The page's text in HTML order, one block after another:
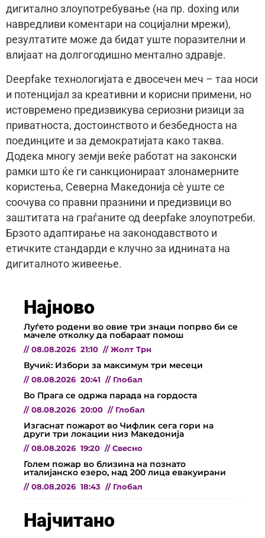
дигитално злоупотребување (на пр. doxing или
навредливи коментари на социјални мрежи),
резултатите може да бидат уште поразителни и
влијаат на долгогодишно ментално здравје.
Deepfake технологијата е двосечен меч – таа носи
и потенцијал за креативни и корисни примени, но
истовремено предизвикува сериозни ризици за
приватноста, достоинството и безбедноста на
поединците и за демократијата како таква.
Додека многу земји веќе работат на законски
рамки што ќе ги санкционираат злонамерните
користења, Северна Македонија сè уште се
соочува со правни празнини и предизвици во
заштитата на граѓаните од deepfake злоупотреби.
Брзото адаптирање на законодавството и
етичките стандарди е клучно за иднината на
дигиталното живеење.
Најново
Луѓето родени во овие три знаци попрво би се
мачеле отколку да побараат помош
// 08.08.2026 21:10 // Жолт Трн
Вучиќ: Избори за максимум три месеци
// 08.08.2026 20:41 // Глобал
Во Прага се одржа парада на гордоста
// 08.08.2026 20:00 // Глобал
Изгаснат пожарот во Чифлик сега гори на
други три локации низ Македонија
// 08.08.2026 19:20 // Свесно
Голем пожар во близина на познато
италијанско езеро, над 200 лица евакуирани
// 08.08.2026 18:43 // Глобал
Најчитано